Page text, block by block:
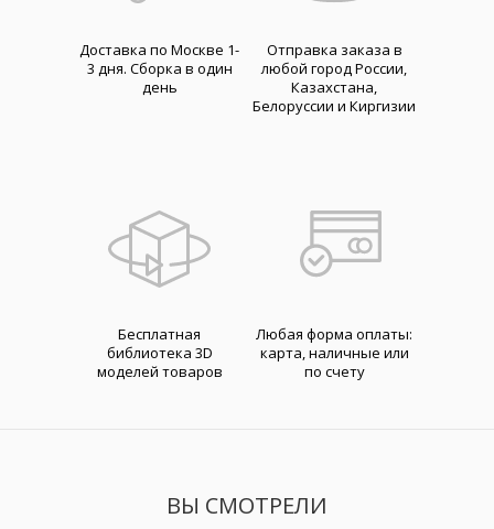
Доставка по Москве 1-
3 дня. Cборка в один
день
Отправка заказа в
любой город России,
Казахстана,
Белоруссии и Киргизии
Бесплатная
библиотека 3D
моделей товаров
Любая форма оплаты:
карта, наличные или
по счету
ВЫ СМОТРЕЛИ